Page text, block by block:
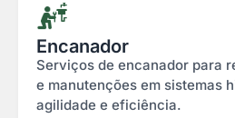
Encanador
Serviços de encanador para
e manutenções em sistemas
agilidade e eficiência.